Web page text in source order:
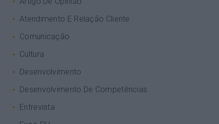
Atendimento E Relação Cliente
Comunicação
Cultura
Desenvolvimento
Desenvolvimento De Competências
Entrevista